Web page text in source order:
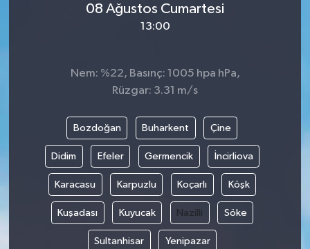
08 Ağustos Cumartesi
13:00
Nem: %22, Basınç: 1005 hpa hPa,
Rüzgar: 3.31 m/s
Bozdoğan Buharkent Çine
Didim Efeler Germencik İncirliova
Karacasu Karpuzlu Koçarlı Köşk
Kuşadası Kuyucak Nazilli Söke
Sultanhisar Yenipazar